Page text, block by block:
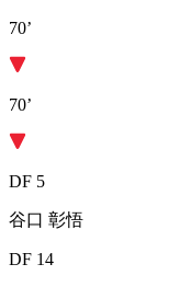
70’
70’
DF 5
谷口 彰悟
DF 14